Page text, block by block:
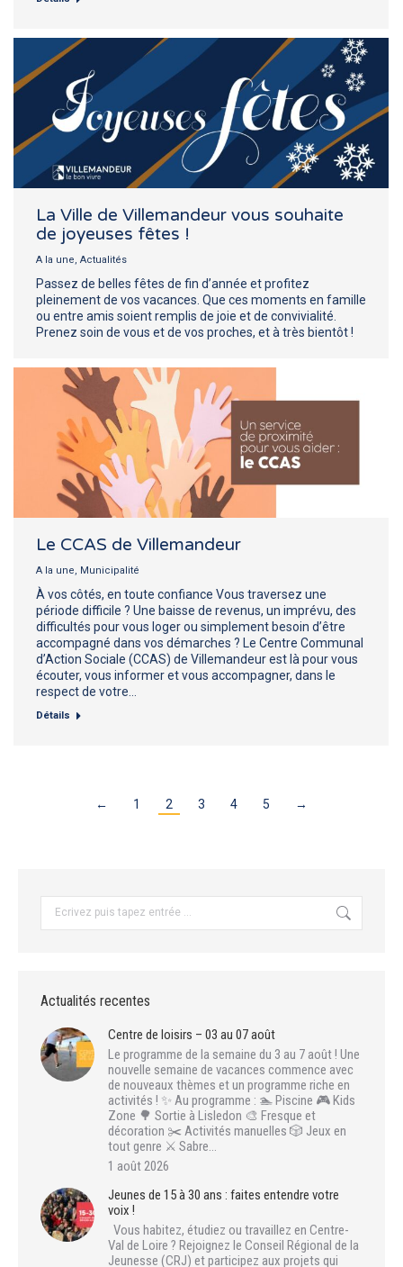
La Ville de Villemandeur vous souhaite
de joyeuses fêtes !
A la une, Actualités
Passez de belles fêtes de fin d’année et profitez
pleinement de vos vacances. Que ces moments en famille
ou entre amis soient remplis de joie et de convivialité.
Prenez soin de vous et de vos proches, et à très bientôt !
Le CCAS de Villemandeur
A la une, Municipalité
À vos côtés, en toute confiance Vous traversez une
période difficile ? Une baisse de revenus, un imprévu, des
difficultés pour vous loger ou simplement besoin d’être
accompagné dans vos démarches ? Le Centre Communal
d’Action Sociale (CCAS) de Villemandeur est là pour vous
écouter, vous informer et vous accompagner, dans le
respect de votre…
Détails
← 1 2 3 4 5 →
Actualités recentes
Centre de loisirs – 03 au 07 août
Le programme de la semaine du 3 au 7 août ! Une
nouvelle semaine de vacances commence avec
de nouveaux thèmes et un programme riche en
activités ! ✨ Au programme : 🏊 Piscine 🎮 Kids
Zone 🌳 Sortie à Lisledon 🎨 Fresque et
décoration ✂️ Activités manuelles 🎲 Jeux en
tout genre ⚔️ Sabre…
1 août 2026
Jeunes de 15 à 30 ans : faites entendre votre
voix !
Vous habitez, étudiez ou travaillez en Centre-
Val de Loire ? Rejoignez le Conseil Régional de la
Jeunesse (CRJ) et participez aux projets qui